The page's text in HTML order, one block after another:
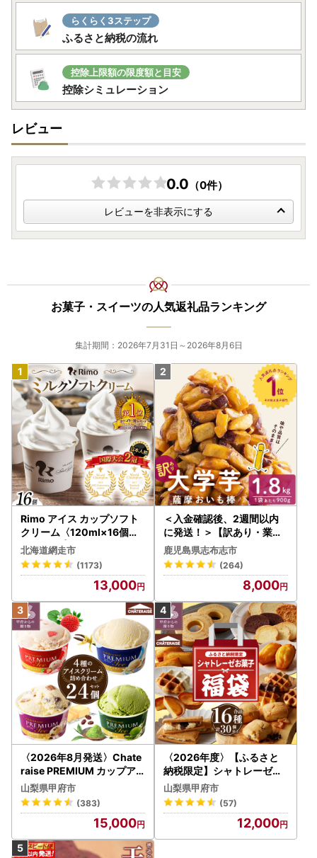
らくらく3ステップ
ふるさと納税の流れ
控除上限額の限度額と目安
控除シミュレーション
レビュー
0.0 （0件）
レビューを非表示にする
お菓子・スイーツの人気返礼品ランキング
集計期間：2026年7月31日～2026年8月6日
Rimo アイス カップソフト
クリーム〈120ml×16個〉
ABA002 | アイス
北海道網走市
(1173)
13,000
＜入金確認後、2週間以内
に発送！＞【訳あり・業務
用】薩摩おいも棒セット 計
1.8kg(900g×2袋) p8-142
-2w
鹿児島県志布志市
(264)
8,000
〈2026年8月発送〉Chate
raise PREMIUM カップア
イス 詰合せ 4種 24個 アイ
ス
山梨県甲府市
(383)
15,000
〈2026年度〉【ふるさと
納税限定】シャトレーゼ人
気お菓子勢ぞろい!! お菓子
福箱 シャトレーゼ
山梨県甲府市
(57)
12,000